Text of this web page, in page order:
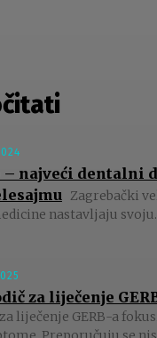
– najveći dentalni
Zagrebački
nastavljaju
za liječenje
liječenje GERB-a